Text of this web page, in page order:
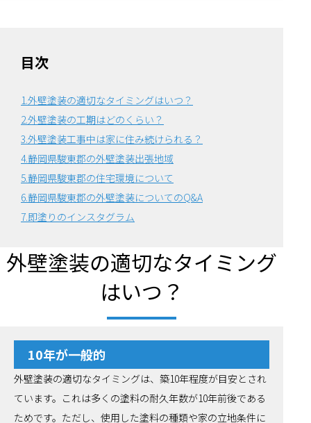
目次
1.外壁塗装の適切なタイミングはいつ？
2.外壁塗装の工期はどのくらい？
3.外壁塗装工事中は家に住み続けられる？
4.静岡県駿東郡の外壁塗装出張地域
5.静岡県駿東郡の住宅環境について
6.静岡県駿東郡の外壁塗装についてのQ&A
7.即塗りのインスタグラム
外壁塗装の適切なタイミング
はいつ？
10年が一般的
外壁塗装の適切なタイミングは、築10年程度が目安とされ
ています。これは多くの塗料の耐久年数が10年前後である
ためです。ただし、使用した塗料の種類や家の立地条件に